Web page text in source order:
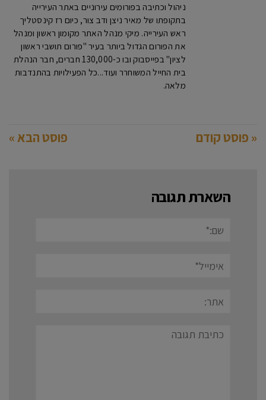
ניהול וכתיבה בפורומים עירוניים באתר העירייה
בתקופתו של מאיר ניצן ודב צור, כיום רז קינסטליך
ראש העירייה. מיקי מנהל האתר מקומון ראשון ומנהל
את הפורום הגדול ביותר בעיר "פורום תושבי ראשון
לציון" בפייסבוק ובו כ-130,000 חברים, חבר הנהלת
בית החייל המשוחרר ועוד...כל הפעילויות בהתנדבות
מלאה.
« פוסט קודם פוסט הבא »
השארת תגובה
תגובה